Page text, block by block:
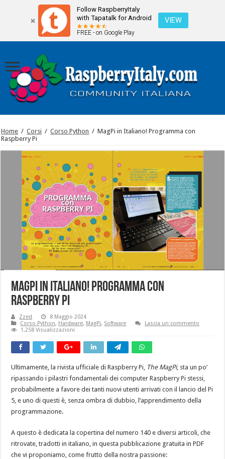
Follow RaspberryItaly
with Tapatalk for Android
FREE - on Google Play
VIEW
Home / Corsi / Corso Python / MagPi in Italiano! Programma con
Raspberry Pi
MagPi in Italiano! Programma con
Raspberry Pi
Zzed
8 Maggio 2024
Corso Python, Hardware, MagPi, Software
Lascia un commento
1,258 Visualizzazioni
Ultimamente, la rivista ufficiale di Raspberry Pi, The MagPi, sta un po’
ripassando i pilastri fondamentali dei computer Raspberry Pi stessi,
probabilmente a favore dei tanti nuovi utenti arrivati con il lancio del Pi
5, e uno di questi è, senza ombra di dubbio, l’apprendimento della
programmazione.
A questo è dedicata la copertina del numero 140 e diversi articoli, che
ritrovate, tradotti in italiano, in questa pubblicazione gratuita in PDF
che vi proponiamo, come frutto della nostra passione: